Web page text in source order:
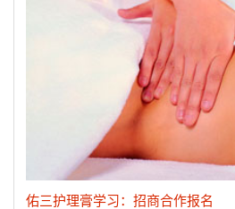
佑三护理膏学习：招商合作报名